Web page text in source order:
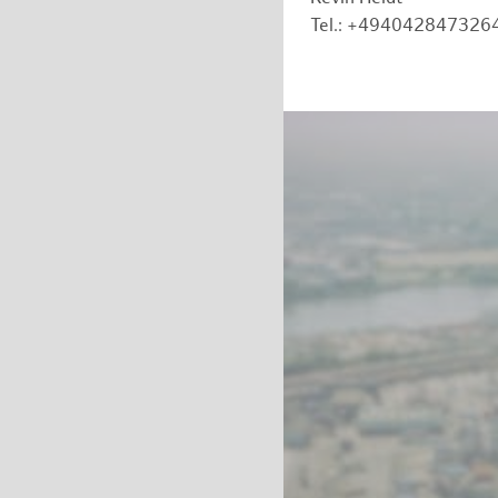
Tel.: